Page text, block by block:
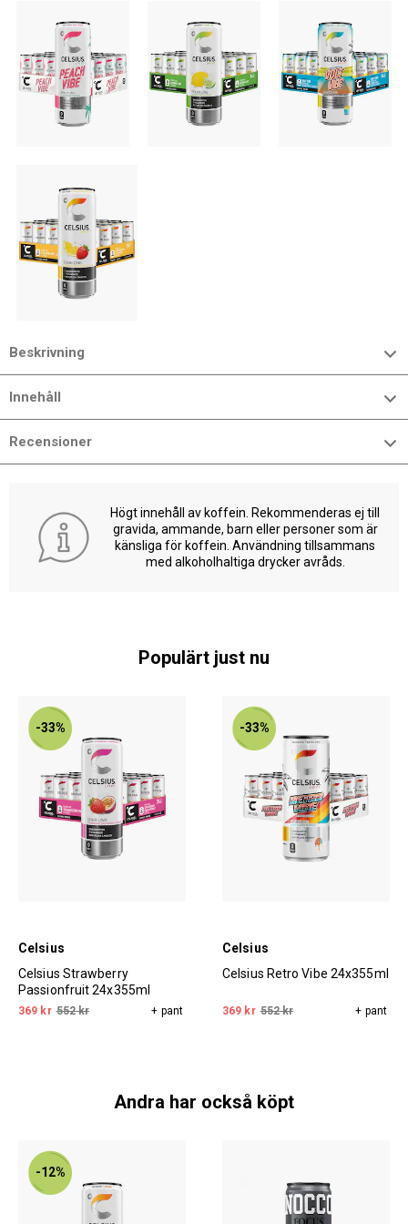
Beskrivning
Innehåll
Recensioner
Högt innehåll av koffein. Rekommenderas ej till
gravida, ammande, barn eller personer som är
känsliga för koffein. Användning tillsammans
med alkoholhaltiga drycker avråds.
Populärt just nu
-33%
Celsius
Celsius Strawberry
Passionfruit 24x355ml
369 kr 552 kr + pant
-33%
Celsius
Celsius Retro Vibe 24x355ml
369 kr 552 kr + pant
Andra har också köpt
-12%